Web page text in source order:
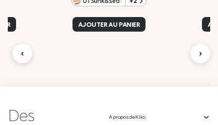
AJOUTER AU PANIER
‹ ›
Des
A propos de Kiko